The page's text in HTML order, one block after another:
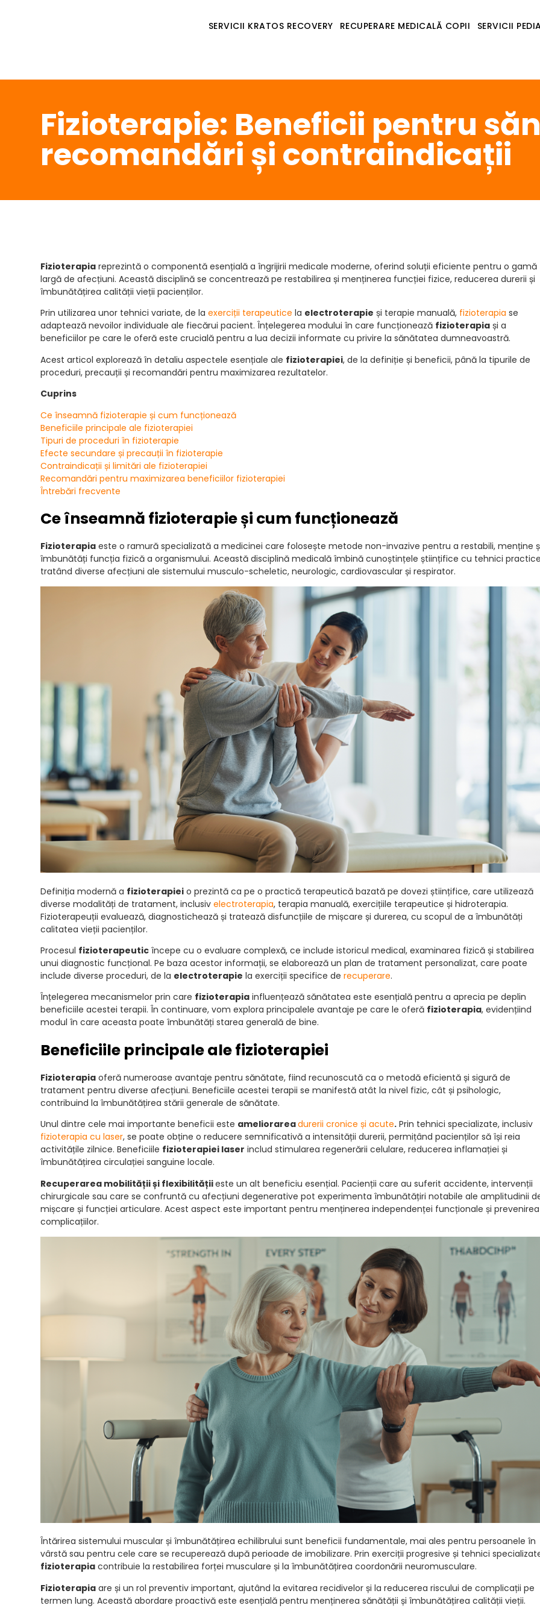
SERVICII KRATOS RECOVERY RECUPERARE MEDICALĂ COPII SERVICII
Fizioterapie: Beneficii pentru
recomandări și contraindicații
Fizioterapia reprezintă o componentă esențială a îngrijirii medicale moderne, oferind soluții eficiente pentru o gamă
largă de afecțiuni. Această disciplină se concentrează pe restabilirea și menținerea funcției fizice, reducerea durerii și
îmbunătățirea calității vieții pacienților.
Prin utilizarea unor tehnici variate, de laexerciții terapeutice la electroterapie și terapie manuală, fizioterapia se
adaptează nevoilor individuale ale fiecărui pacient. Înțelegerea modului în care funcționează fizioterapia și a
beneficiilor pe care le oferă este crucială pentru a lua decizii informate cu privire la sănătatea dumneavoastră.
Acest articol explorează în detaliu aspectele esențiale ale fizioterapiei, de la definiție și beneficii, până la tipurile de
proceduri, precauții și recomandări pentru maximizarea rezultatelor.
Cuprins
Ce înseamnă fizioterapie și cum funcționează
Beneficiile principale ale fizioterapiei
Tipuri de proceduri în fizioterapie
Efecte secundare și precauții în fizioterapie
Contraindicații și limitări ale fizioterapiei
Recomandări pentru maximizarea beneficiilor fizioterapiei
Întrebări frecvente
Ce înseamnă fizioterapie și cum funcționează
Fizioterapia este o ramură specializată a medicinei care folosește metode non-invazive pentru a restabili, menține
îmbunătăți funcția fizică a organismului. Această disciplină medicală îmbină cunoștințele științifice cu tehnici
tratând diverse afecțiuni ale sistemului musculo-scheletic, neurologic, cardiovascular și respirator.
Definiția modernă a fizioterapiei o prezintă ca pe o practică terapeutică bazată pe dovezi științifice, care utilizează
diverse modalități de tratament, inclusivelectroterapia, terapia manuală, exercițiile terapeutice și hidroterapia.
Fizioterapeuții evaluează, diagnostichează și tratează disfuncțiile de mișcare și durerea, cu scopul de a îmbunătăți
calitatea vieții pacienților.
Procesul fizioterapeutic începe cu o evaluare complexă, ce include istoricul medical, examinarea fizică și stabilirea
unui diagnostic funcțional. Pe baza acestor informații, se elaborează un plan de tratament personalizat, care poate
include diverse proceduri, de la electroterapie la exerciții specifice derecuperare.
Înțelegerea mecanismelor prin care fizioterapia influențează sănătatea este esențială pentru a aprecia pe deplin
beneficiile acestei terapii. În continuare, vom explora principalele avantaje pe care le oferă fizioterapia, evidențiind
modul în care aceasta poate îmbunătăți starea generală de bine.
Beneficiile principale ale fizioterapiei
Fizioterapia oferă numeroase avantaje pentru sănătate, fiind recunoscută ca o metodă eficientă și sigură de
tratament pentru diverse afecțiuni. Beneficiile acestei terapii se manifestă atât la nivel fizic, cât și psihologic,
contribuind la îmbunătățirea stării generale de sănătate.
Unul dintre cele mai importante beneficii este ameliorareadurerii cronice și acute. Prin tehnici specializate, inclusiv
fizioterapia cu laser, se poate obține o reducere semnificativă a intensității durerii, permițând pacienților să își reia
activitățile zilnice. Beneficiile fizioterapiei laser includ stimularea regenerării celulare, reducerea inflamației și
îmbunătățirea circulației sanguine locale.
Recuperarea mobilității și flexibilitățiieste un alt beneficiu esențial. Pacienții care au suferit accidente, intervenții
chirurgicale sau care se confruntă cu afecțiuni degenerative pot experimenta îmbunătățiri notabile ale amplitudinii
mișcare și funcției articulare. Acest aspect este important pentru menținerea independenței funcționale și prevenirea
complicațiilor.
Întărirea sistemului muscular și îmbunătățirea echilibrului sunt beneficii fundamentale, mai ales pentru persoanele în
vârstă sau pentru cele care se recuperează după perioade de imobilizare. Prin exerciții progresive și tehnici
fizioterapia contribuie la restabilirea forței musculare și la îmbunătățirea coordonării neuromusculare.
Fizioterapia are și un rol preventiv important, ajutând la evitarea recidivelor și la reducerea riscului de complicații pe
termen lung. Această abordare proactivă este esențială pentru menținerea sănătății și îmbunătățirea calității vieții.